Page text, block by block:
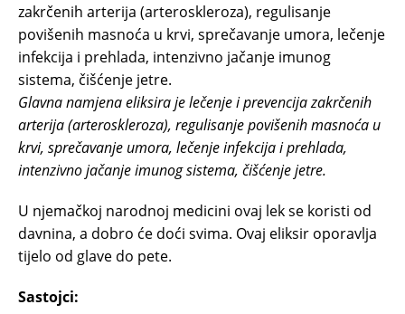
zakrčenih arterija (arteroskleroza), regulisanje
povišenih masnoća u krvi, sprečavanje umora, lečenje
infekcija i prehlada, intenzivno jačanje imunog
sistema, čišćenje jetre.
Glavna namjena eliksira je lečenje i prevencija zakrčenih
arterija (arteroskleroza), regulisanje povišenih masnoća u
krvi, sprečavanje umora, lečenje infekcija i prehlada,
intenzivno jačanje imunog sistema, čišćenje jetre.
U njemačkoj narodnoj medicini ovaj lek se koristi od
davnina, a dobro će doći svima. Ovaj eliksir oporavlja
tijelo od glave do pete.
Sastojci: